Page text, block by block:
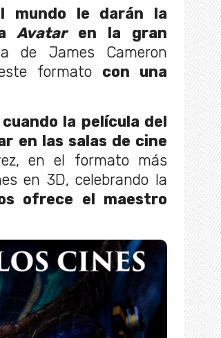
mundo le darán la
aAvatar en la gran
de James Cameron
formato con una
la película del
en las salas de cine
en el formato más
en 3D, celebrando la
ofrece el maestro